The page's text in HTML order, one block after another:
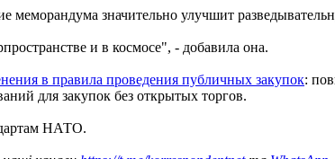
значительно улучшит
и в космосе", - добавила она.
в правила проведения публичных закупок:
для закупок без открытых торгов.
НАТО.